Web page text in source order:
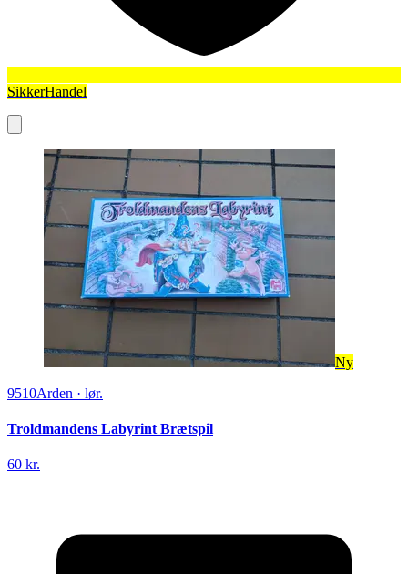
SikkerHandel
Ny
9510Arden · lør.
Troldmandens Labyrint Brætspil
60 kr.